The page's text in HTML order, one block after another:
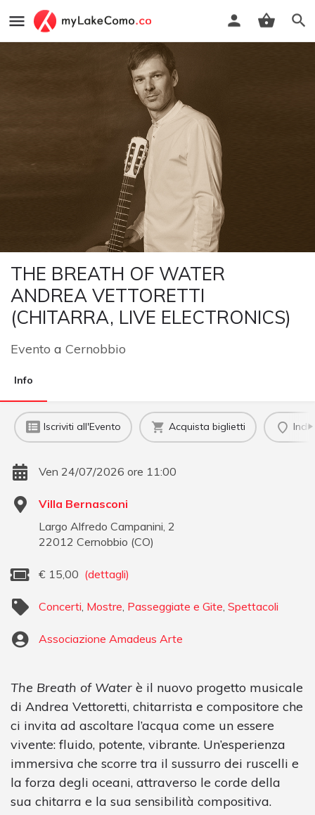
THE BREATH OF WATER
ANDREA VETTORETTI
(CHITARRA, LIVE ELECTRONICS)
Evento a Cernobbio
Info
Iscriviti all'Evento Acquista biglietti
Ven 24/07/2026 ore 11:00
Villa Bernasconi
Largo Alfredo Campanini, 2
22012 Cernobbio (CO)
€ 15,00 (dettagli)
Concerti Mostre Passeggiate e Gite Spettacoli
Associazione Amadeus Arte
The Breath of Water è il nuovo progetto musicale
di Andrea Vettoretti, chitarrista e compositore che
ci invita ad ascoltare l’acqua come un essere
vivente: fluido, potente, vibrante. Un’esperienza
immersiva che scorre tra il sussurro dei ruscelli e
la forza degli oceani, attraverso le corde della
sua chitarra e la sua sensibilità compositiva.